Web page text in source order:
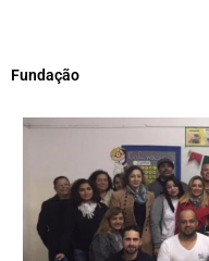
Fundação